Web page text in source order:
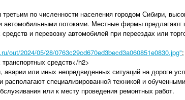
по численности населения городом Сибири,
автомобильными потоками. Местные фирмы предлагают
и перевозку автомобилей при переездах или
out/2024/05/28/0763c29cd670ed3becd3a060851e0830.jpg"
средств</h2>
аварии или иных непредвиденных ситуаций на дороге
специализированной техникой и
или к месту проведения ремонтных работ.